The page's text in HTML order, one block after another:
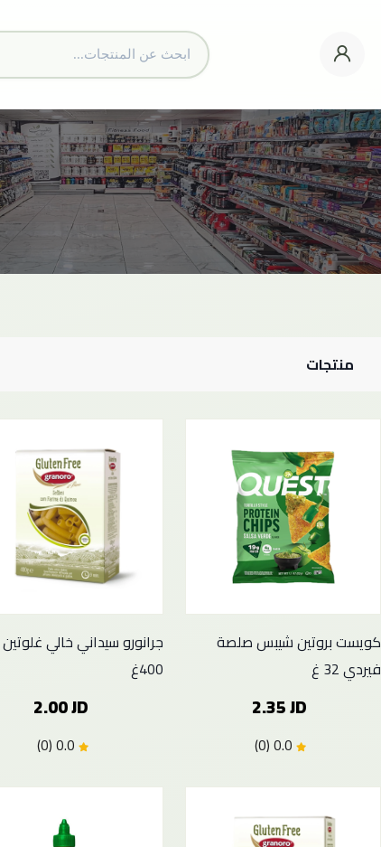
منتجات
كويست بروتين شيبس صلصة
فيردي 32 غ
2.35 JD
جرانورو سيداني خالي غلوتين
400غ
2.00 JD